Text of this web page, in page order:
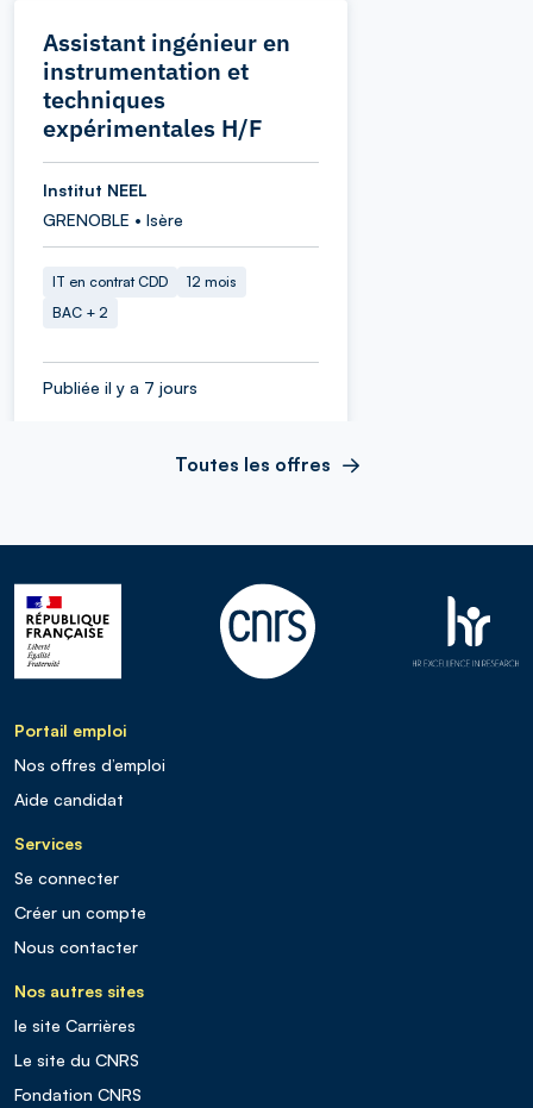
Assistant ingénieur en
instrumentation et
techniques
expérimentales H/F
Institut NEEL
GRENOBLE • Isère
IT en contrat CDD
12 mois
BAC + 2
Publiée il y a 7 jours
Toutes les offres
Portail emploi
Nos offres d’emploi
Aide candidat
Services
Se connecter
Créer un compte
Nous contacter
Nos autres sites
le site Carrières
Le site du CNRS
Fondation CNRS